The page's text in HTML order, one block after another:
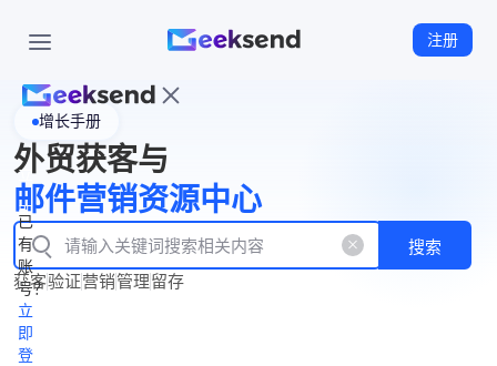
注册
页
WhatsApp
企业号
New
产
品
功
能
产
品
价
格
资
源
中
立
即
注
册
已
有
账
号？
立
即
登
增长手册
外贸获客与
邮件营销资源中心
搜索
获客验证营销管理留存